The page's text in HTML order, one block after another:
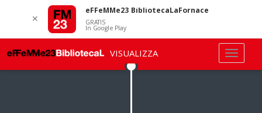
✕
eFFeMMe23 BibliotecaLaFornace
GRATIS
In Google Play
VISUALIZZA